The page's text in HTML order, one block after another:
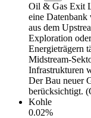
Oil & Gas Exit
eine Datenbank
aus dem
Exploration
Energieträgern
Midstream-
Infrastrukturen
Der Bau neuer
berücksichtigt.
Kohle
0.02%